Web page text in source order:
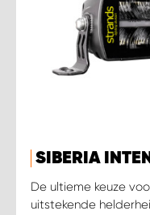
SIBERIA
De ultieme keuze
uitstekende